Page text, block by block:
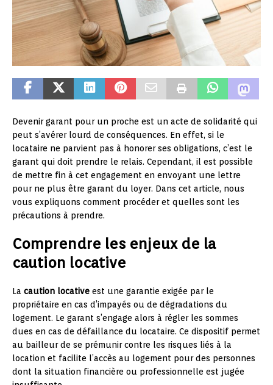
Devenir garant pour un proche est un acte de solidarité qui
peut s’avérer lourd de conséquences. En effet, si le
locataire ne parvient pas à honorer ses obligations, c’est le
garant qui doit prendre le relais. Cependant, il est possible
de mettre fin à cet engagement en envoyant une lettre
pour ne plus être garant du loyer. Dans cet article, nous
vous expliquons comment procéder et quelles sont les
précautions à prendre.
Comprendre les enjeux de la
caution locative
La caution locative est une garantie exigée par le
propriétaire en cas d’impayés ou de dégradations du
logement. Le garant s’engage alors à régler les sommes
dues en cas de défaillance du locataire. Ce dispositif permet
au bailleur de se prémunir contre les risques liés à la
location et facilite l’accès au logement pour des personnes
dont la situation financière ou professionnelle est jugée